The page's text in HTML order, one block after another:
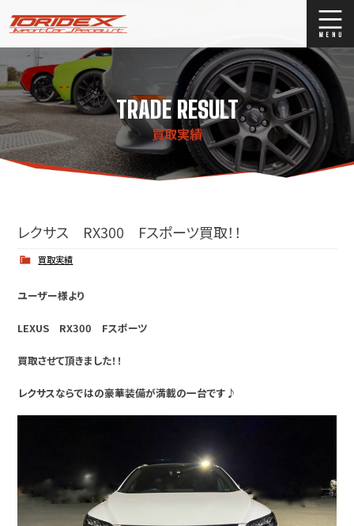
ブログ
Stock list
ストックリスト
買取
TRADE RESULT
買取実績
レクサス RX300 Fスポーツ買取！！
買取実績
ユーザー様より
LEXUS RX300 Fスポーツ
買取させて頂きました！！
レクサスならではの豪華装備が満載の一台です♪